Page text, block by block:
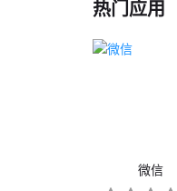
热门应用
微信